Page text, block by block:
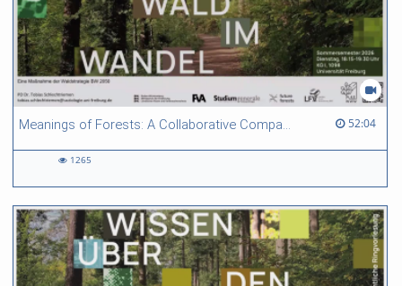
52:04
52:04 duration
1265
views